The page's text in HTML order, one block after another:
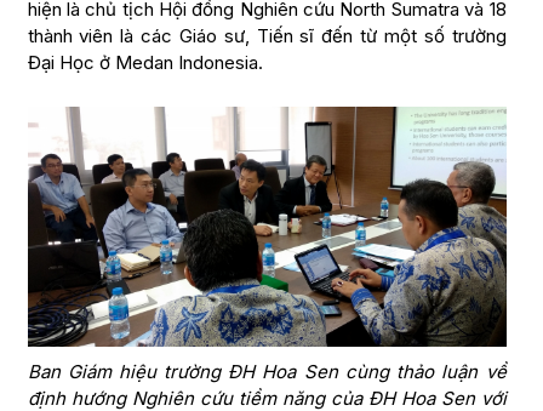
hiện là chủ tịch Hội đồng Nghiên cứu North Sumatra và 18
thành viên là các Giáo sư, Tiến sĩ đến từ một số trường
Đại Học ở Medan Indonesia.
Ban Giám hiệu trường ĐH Hoa Sen cùng thảo luận về
định hướng Nghiên cứu tiềm năng của ĐH Hoa Sen với